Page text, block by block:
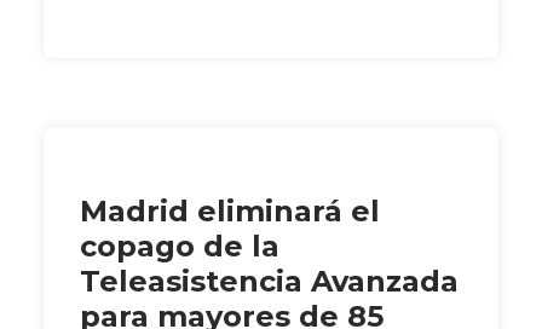
Madrid eliminará el
copago de la
Teleasistencia Avanzada
para mayores de 85